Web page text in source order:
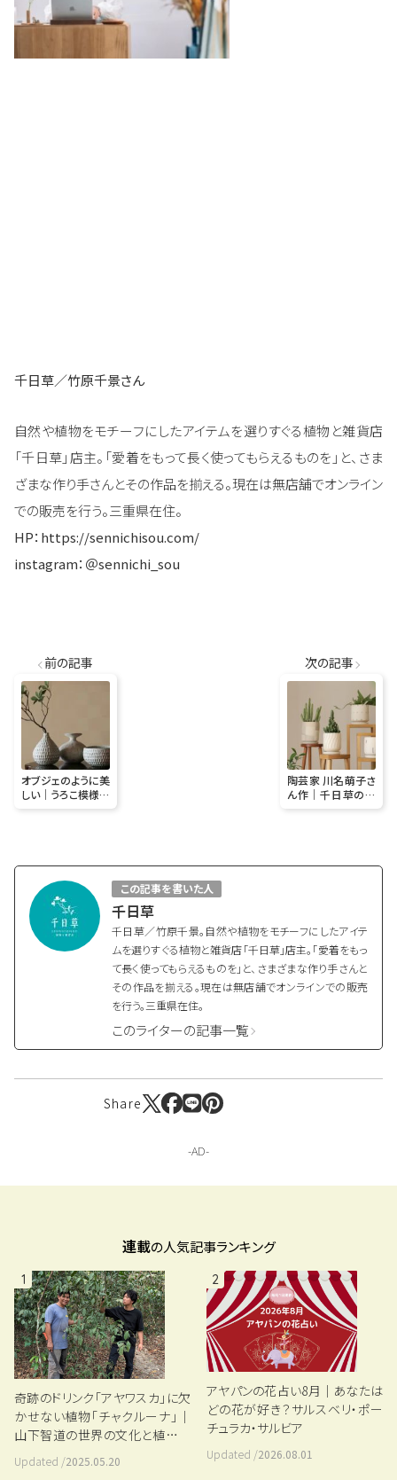
千日草／竹原千景さん
自然や植物をモチーフにしたアイテムを選りすぐる植物と雑貨店
「千日草」店主。「愛着をもって長く使ってもらえるものを」と、さま
ざまな作り手さんとその作品を揃える。現在は無店舗でオンライン
での販売を行う。三重県在住。
HP： https://sennichisou.com/
instagram： ＠sennichi_sou
前の記事
オブジェのように美
しい｜うろこ模様の
一輪挿し
次の記事
陶芸家 川名萌子さ
ん作｜千日草の別
注植木鉢ができま
この記事を書いた人
千日草
千日草／竹原千景。自然や植物をモチーフにしたアイテ
ムを選りすぐる植物と雑貨店「千日草」店主。「愛着をもっ
て長く使ってもらえるものを」と、さまざまな作り手さんと
その作品を揃える。現在は無店舗でオンラインでの販売
を行う。三重県在住。
このライターの記事一覧
Share
連載の人気記事ランキング
1
奇跡のドリンク「アヤワスカ」に欠
かせない植物「チャクルーナ」｜
山下智道の世界の文化と植物紀
行#5
Updated /2025.05.20
2
アヤパンの花占い8月｜あなたは
どの花が好き？サルスベリ・ポー
チュラカ・サルビア
Updated /2026.08.01